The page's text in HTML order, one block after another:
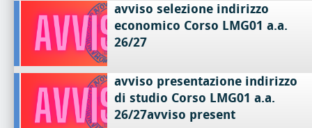
avviso selezione indirizzo
economico Corso LMG01 a.a.
26/27
avviso presentazione indirizzo
di studio Corso LMG01 a.a.
26/27avviso present